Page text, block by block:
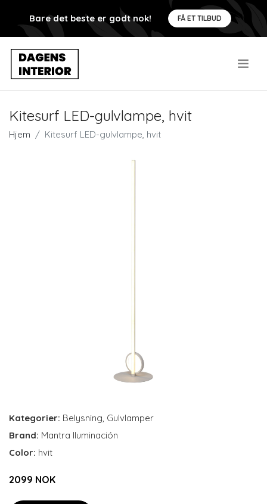
Bare det beste er godt nok! FÅ ET TILBUD
Kitesurf LED-gulvlampe, hvit
Hjem Kitesurf LED-gulvlampe, hvit
Kategorier: Belysning, Gulvlamper
Brand: Mantra Iluminación
Color: hvit
2099 NOK